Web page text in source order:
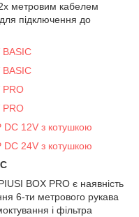
метровим кабелем
підключення до
BASIC
BASIC
PRO
PRO
DC 12V з котушкою
DC 24V з котушкою
BOX PRO є наявність
6-ти метрового рукава
і фільтра